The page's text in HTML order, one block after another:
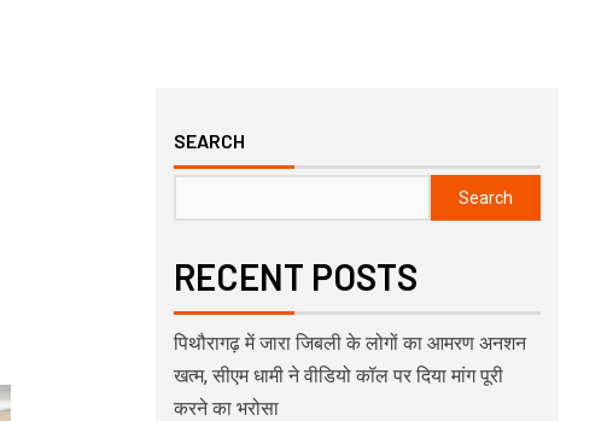
SEARCH
Search
RECENT POSTS
पिथौरागढ़ में जारा जिबली के लोगों का आमरण अनशन
खत्म, सीएम धामी ने वीडियो कॉल पर दिया मांग पूरी
करने का भरोसा